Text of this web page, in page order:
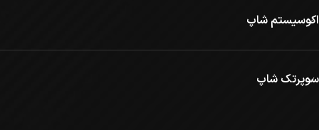
اکوسیستم شاپ
سوپرتک شاپ